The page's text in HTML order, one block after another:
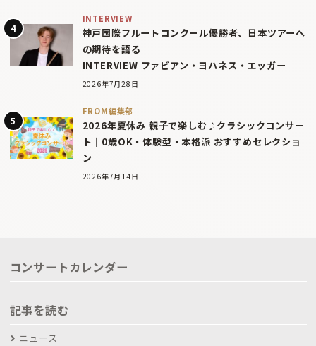
INTERVIEW
神戸国際フルートコンクール優勝者、日本ツアーへ
の期待を語る
INTERVIEW ファビアン・ヨハネス・エッガー
2026年7月28日
FROM編集部
2026年夏休み 親子で楽しむ♪クラシックコンサー
ト｜0歳OK・体験型・本格派 おすすめセレクショ
ン
2026年7月14日
コンサートカレンダー
記事を読む
ニュース